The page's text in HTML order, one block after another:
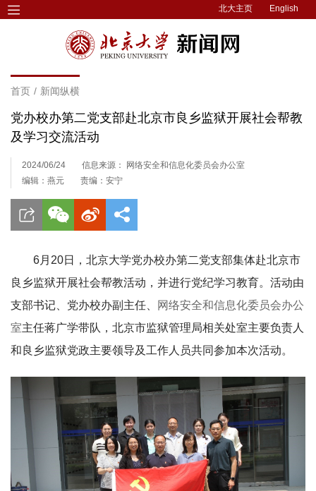
北大主页 English
首页 / 新闻纵横
党办校办第二党支部赴北京市良乡监狱开展社会帮教
及学习交流活动
2024/06/24
信息来源： 网络安全和信息化委员会办公室
编辑：燕元
责编：安宁
6月20日，北京大学党办校办第二党支部集体赴北京市
良乡监狱开展社会帮教活动，并进行党纪学习教育。活动由
支部书记、党办校办副主任
网络安全和信息化委员会办公
室主任蒋广学带队，北京市监狱管理局相关处室主要负责人
和良乡监狱党政主要领导及工作人员共同参加本次活动。